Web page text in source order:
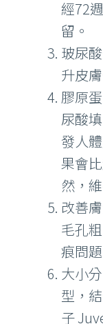
經72
留。
玻尿
升皮
膠原
尿酸
發人
果會
然，
改善
毛孔
痕問題
大小
型，
子